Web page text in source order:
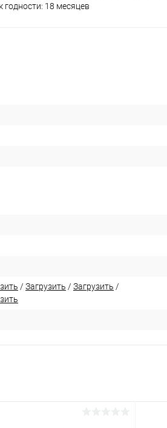
18 месяцев
/ Загрузить / Загрузить /